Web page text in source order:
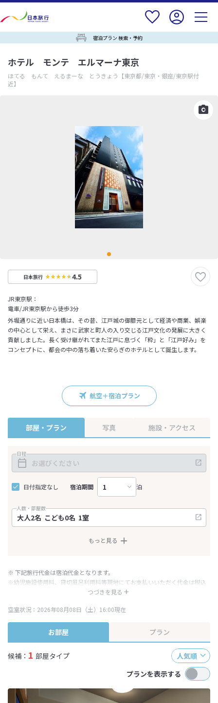
宿泊プラン 検索・予約
ホテル モンテ エルマーナ東京
ほてる もんて えるまーな とうきょう 【東京都/東京・銀座/東京駅付
近】
日本旅行 4.5
JR東京駅：
電車/JR東京駅から徒歩3分
外堀通りに近い日本橋は、その昔、江戸城の御膝元として経済や商業、娯楽
の中心として栄え、まさに武家と町人の入り交じる江戸文化の発展に大きく
貢献しました。長く受け継がれてまた江戸に息づく「粋」と「江戸好み」を
コンセプトに、都会の中の落ち着いた安らぎのホテルとして誕生します。
航空＋宿泊プラン
部屋・プラン 写真 施設・アクセス
日程
日付指定なし 宿泊期間 泊
人数・部屋数
もっと見る
つづきを見る
※ 下記旅行代金は宿泊代金となります。
※幼児施設使用料、貸切風呂利用料等現地にてお支払いいただく代金は税込
み表記となりますが、消費税増税に伴い代金が一部変更となる場合がござい
※表示されている旅行代金・プラン内容は一定時間ごとに更新されます。最
終確認画面でご確認ください。
空室状況：2026年08月08日（土）16:00現在
お部屋 プラン
候補： 1 部屋タイプ
人気順
プランを表示する